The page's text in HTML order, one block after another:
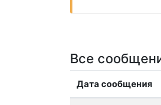
Все
Дата сообщения